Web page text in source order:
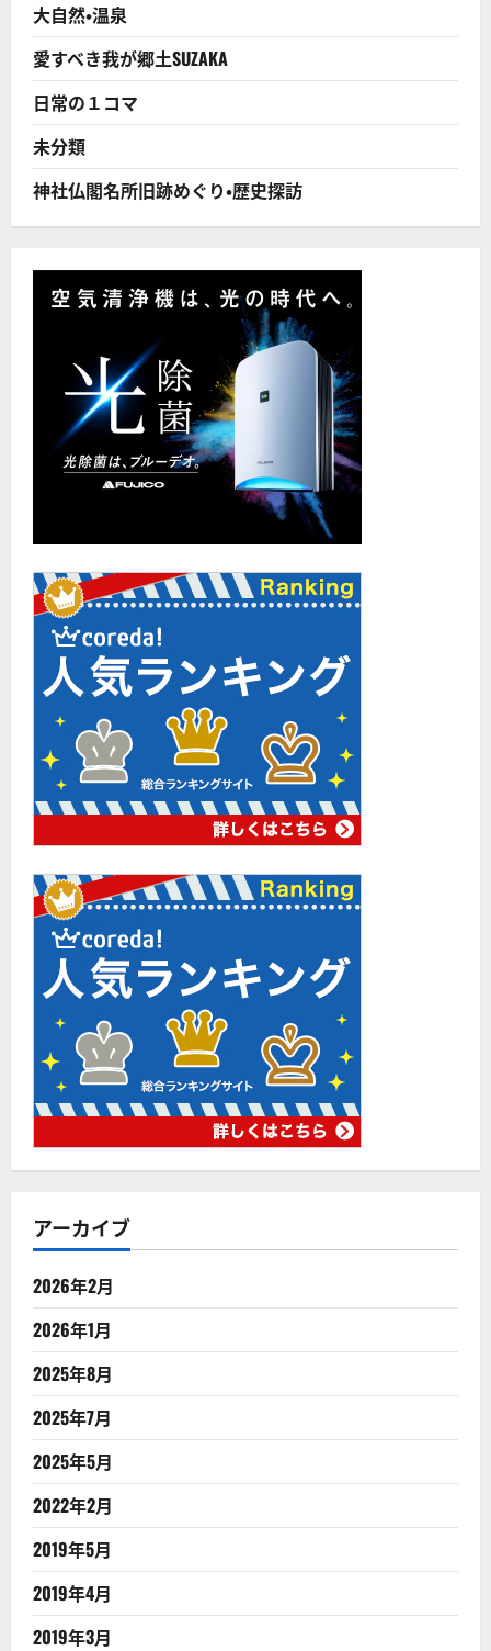
売
価
が
上
が
っ
て
も、
幅
が
そ
く
に
行
で
は
な
い！！
に
つ
て
さ
ら
む
大自然・温泉
愛すべき我が郷土SUZAKA
日常の１コマ
未分類
神社仏閣名所旧跡めぐり・歴史探訪
アーカイブ
2026年2月
2026年1月
2025年8月
2025年7月
2025年5月
2022年2月
2019年5月
2019年4月
2019年3月